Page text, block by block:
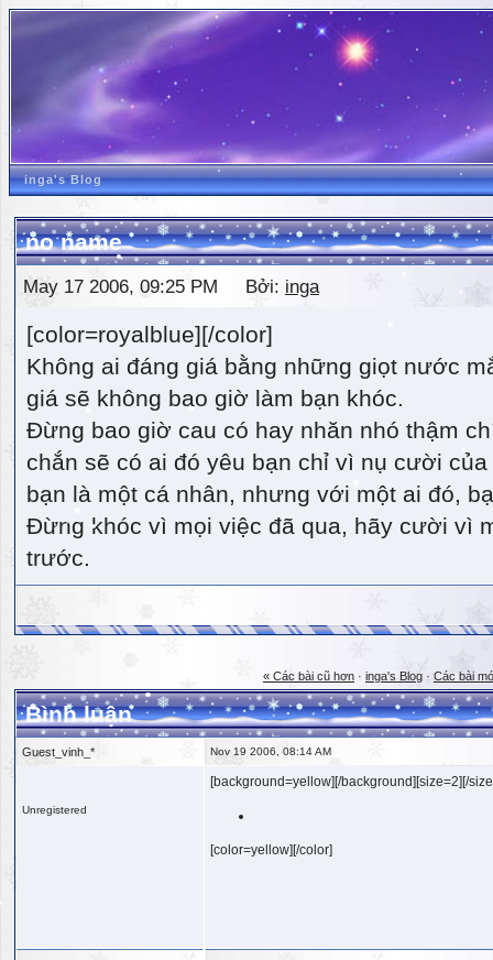
inga's Blog
no name
May 17 2006, 09:25 PM Bởi: inga
[color=royalblue][/color]
Không ai đáng giá bằng những giọt nước
giá sẽ không bao giờ làm bạn khóc.
Đừng bao giờ cau có hay nhăn nhó thậm
chắn sẽ có ai đó yêu bạn chỉ vì nụ cười
bạn là một cá nhân, nhưng với một ai đó,
Đừng khóc vì mọi việc đã qua, hãy cười vì
trước.
« Các bài cũ hơn · inga's Blog · Các bài
Bình luận
Guest_vinh_* Nov 19 2006, 08:14 AM
Unregistered
[background=yellow][/background][size=2][/
[color=yellow][/color]